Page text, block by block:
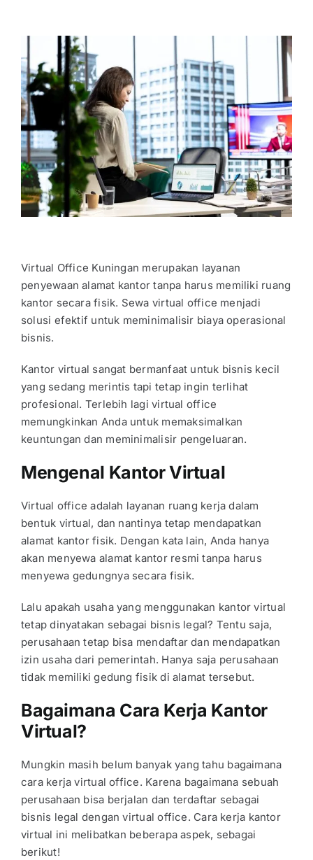
Virtual Office Kuningan merupakan layanan
penyewaan alamat kantor tanpa harus memiliki ruang
kantor secara fisik. Sewa virtual office menjadi
solusi efektif untuk meminimalisir biaya operasional
bisnis.
Kantor virtual sangat bermanfaat untuk bisnis kecil
yang sedang merintis tapi tetap ingin terlihat
profesional. Terlebih lagi virtual office
memungkinkan Anda untuk memaksimalkan
keuntungan dan meminimalisir pengeluaran.
Mengenal Kantor Virtual
Virtual office adalah layanan ruang kerja dalam
bentuk virtual, dan nantinya tetap mendapatkan
alamat kantor fisik. Dengan kata lain, Anda hanya
akan menyewa alamat kantor resmi tanpa harus
menyewa gedungnya secara fisik.
Lalu apakah usaha yang menggunakan kantor virtual
tetap dinyatakan sebagai bisnis legal? Tentu saja,
perusahaan tetap bisa mendaftar dan mendapatkan
izin usaha dari pemerintah. Hanya saja perusahaan
tidak memiliki gedung fisik di alamat tersebut.
Bagaimana Cara Kerja Kantor
Virtual?
Mungkin masih belum banyak yang tahu bagaimana
cara kerja virtual office. Karena bagaimana sebuah
perusahaan bisa berjalan dan terdaftar sebagai
bisnis legal dengan virtual office. Cara kerja kantor
virtual ini melibatkan beberapa aspek, sebagai
berikut!